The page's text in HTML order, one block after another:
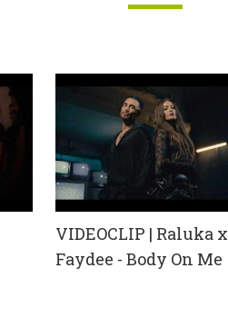
VIDEOCLIP | Raluka x
Faydee - Body On Me